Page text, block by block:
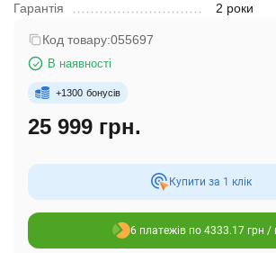
Гарантія
2 роки
Код товару:055697
В наявності
+1300 бонусів
25 999 грн.
Купити за 1 клiк
6 платежів по 4333.17 грн /